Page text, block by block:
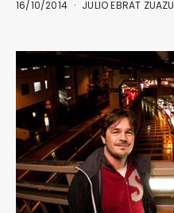
16/10/2014 JULIO EBRAT ZUAZU